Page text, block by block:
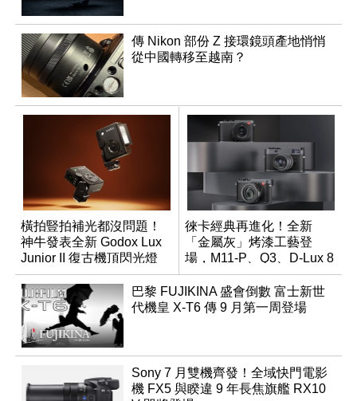
傳 Nikon 部份 Z 接環鏡頭產地悄悄
從中國轉移至越南？
橫拍豎拍補光都沒問題！
神牛發表全新 Godox Lux
Junior II 復古機頂閃光燈
徠卡經典再進化！全新
「金屬灰」烤漆工藝登
場，M11-P、Q3、D-Lux 8
領銜換裝
巴黎 FUJIKINA 盛會倒數 富士新世
代機皇 X-T6 傳 9 月第一周登場
Sony 7 月雙機齊發！全域快門電影
機 FX5 與睽違 9 年長焦旗艦 RX10